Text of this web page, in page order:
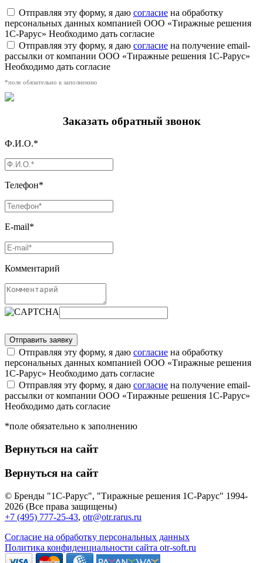
Отправляя эту форму, я даю согласие на обработку
персональных данных компанией ООО «Тиражные решения
1С-Рарус» Необходимо дать согласие
Отправляя эту форму, я даю согласие на получение email-
рассылки от компании ООО «Тиражные решения 1С-Рарус»
Необходимо дать согласие
*поле обязательно к заполнению
Заказать обратный звонок
Ф.И.О.*
Телефон*
E-mail*
Комментарий
Отправляя эту форму, я даю согласие на обработку
персональных данных компанией ООО «Тиражные решения
1С-Рарус» Необходимо дать согласие
Отправляя эту форму, я даю согласие на получение email-
рассылки от компании ООО «Тиражные решения 1С-Рарус»
Необходимо дать согласие
*поле обязательно к заполнению
Вернуться на сайт
Вернуться на сайт
© Бренды "1С-Рарус", "Тиражные решения 1С-Рарус" 1994-
2026 (Все права защищены)
+7 (495) 777-25-43, otr@otr.rarus.ru
Согласие на обработку персональных данных
Политика конфиденциальности сайта otr-soft.ru